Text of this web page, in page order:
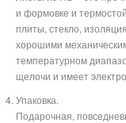
и формовке и
плиты, стекло,
хорошими
температурном
щелочи и имеет
Упаковка.
Подарочная,